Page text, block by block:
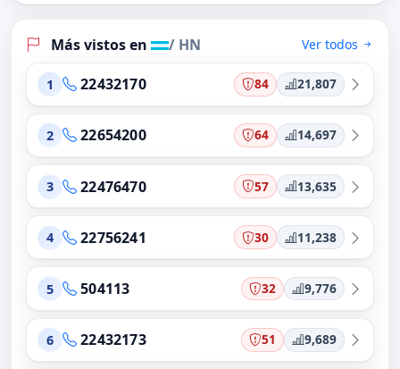
Más vistos en / HN Ver todos
1 22432170 84 21,807
2 22654200 64 14,697
3 22476470 57 13,635
4 22756241 30 11,238
5 504113 32 9,776
6 22432173 51 9,689